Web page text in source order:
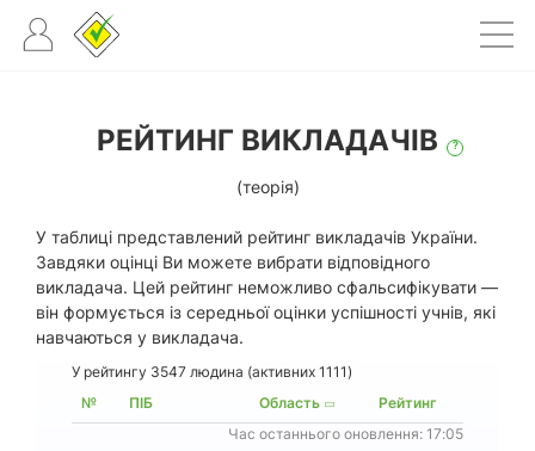
РЕЙТИНГ ВИКЛАДАЧІВ ?
(теорія)
У таблиці представлений рейтинг викладачів України.
Завдяки оцінці Ви можете вибрати відповідного
викладача. Цей рейтинг неможливо сфальсифікувати —
він формується із середньої оцінки успішності учнів, які
навчаються у викладача.
У рейтингу 3547 людина (активних 1111)
№
ПІБ Область
Рейтинг
Час останнього оновлення: 17:05